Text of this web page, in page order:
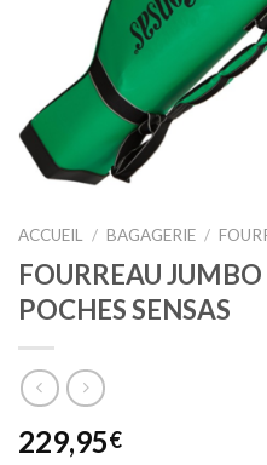
ACCUEIL / BAGAGERIE /
FOURREAU
POCHES SENSAS
229,95€